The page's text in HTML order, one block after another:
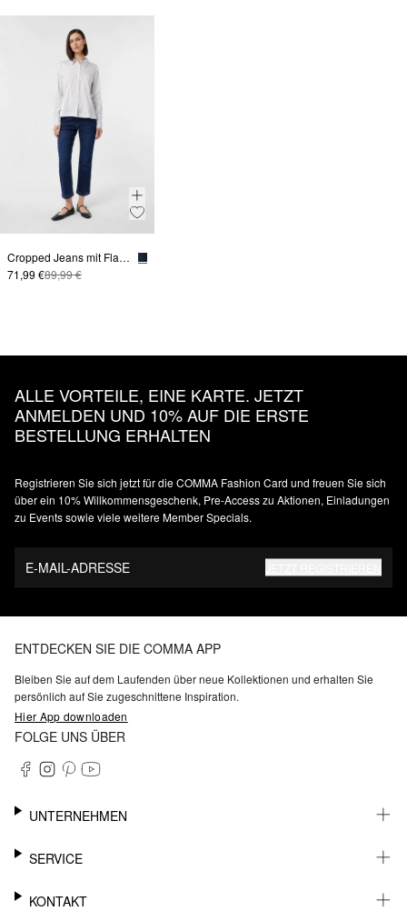
Cropped Jeans mit Flared Leg und Waschung
71,99 €89,99 €
ALLE VORTEILE, EINE KARTE. JETZT
ANMELDEN UND 10% AUF DIE ERSTE
BESTELLUNG ERHALTEN
Registrieren Sie sich jetzt für die COMMA Fashion Card und freuen Sie sich
über ein 10% Willkommensgeschenk, Pre-Access zu Aktionen, Einladungen
zu Events sowie viele weitere Member Specials.
E-MAIL-ADRESSE
ENTDECKEN SIE DIE COMMA APP
Bleiben Sie auf dem Laufenden über neue Kollektionen und erhalten Sie
persönlich auf Sie zugeschnittene Inspiration.
Hier App downloaden
FOLGE UNS ÜBER
UNTERNEHMEN
KARRIERE
BARRIEREFREIHEIT
SERVICE
WHATSAPP
KONTAKT